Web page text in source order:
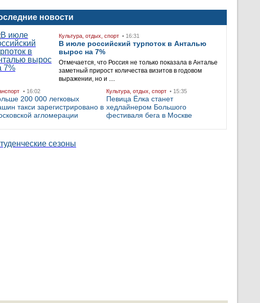
новости
Культура, отдых, спорт • 16:31
В июле российский турпоток в Анталью
вырос на 7%
Отмечается, что Россия не только показала в Анталье
заметный прирост количества визитов в годовом
выражении, но и ....
• 16:02
200 000 легковых
такси зарегистрировано в
агломерации
Культура, отдых, спорт • 15:35
Певица Ёлка станет
хедлайнером Большого
фестиваля бега в Москве